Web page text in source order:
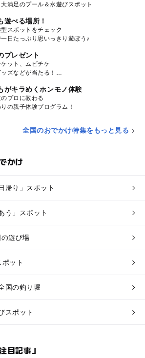
満足のプール＆水遊びスポット
遊べる場所！
スポットをチェック
一日たっぷり思いっきり遊ぼう♪
プレゼント
ット、ムビチケ
ズなどが当たる！
がキラめくホンモノ体験
プロに教わる
の親子体験プログラム！
全国のおでかけ特集をもっと見る
かけ
帰り」スポット
う」スポット
遊び場
ット
国の釣り堀
スポット
目記事」